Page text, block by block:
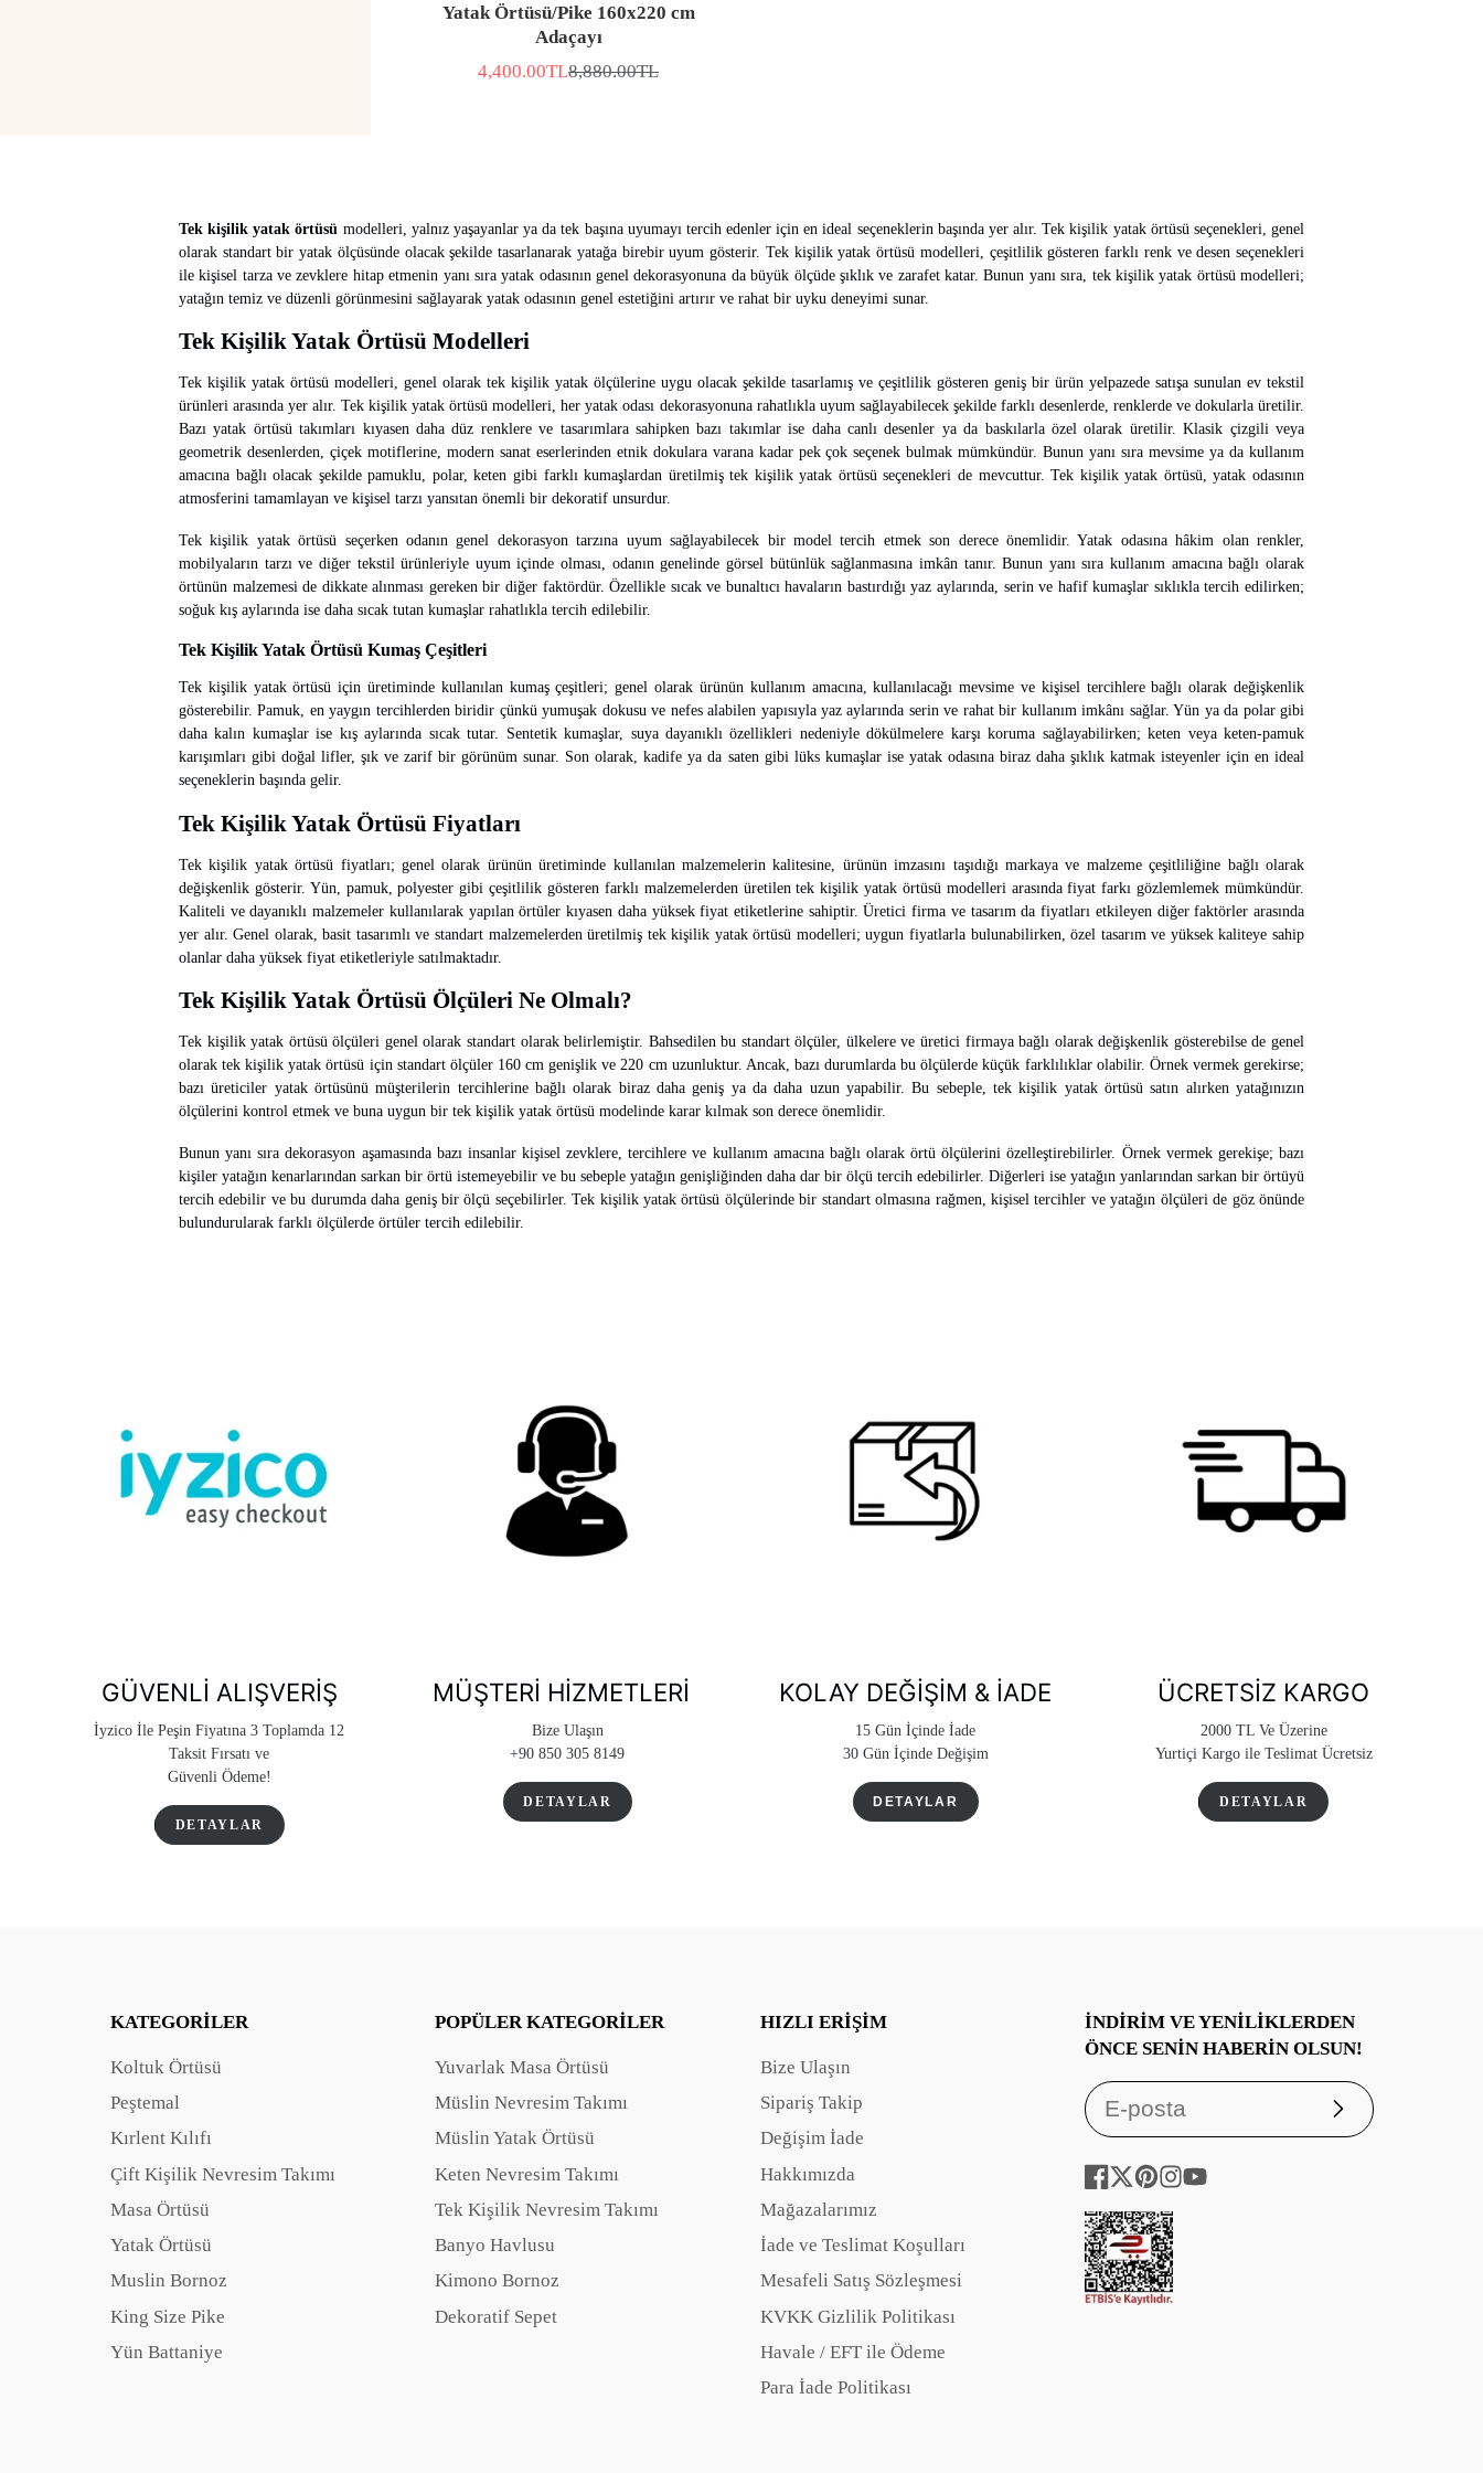
Yatak Örtüsü/Pike 160x220 cm
Adaçayı
İNDİRİMLİ
4,400.00TLNormal
8,880.00TL
Tek kişilik yatak örtüsü modelleri, yalnız yaşayanlar ya da tek başına uyumayı tercih edenler için en ideal seçeneklerin başında yer alır. Tek kişilik yatak örtüsü seçenekleri, genel
olarak standart bir yatak ölçüsünde olacak şekilde tasarlanarak yatağa birebir uyum gösterir. Tek kişilik yatak örtüsü modelleri, çeşitlilik gösteren farklı renk ve desen seçenekleri
ile kişisel tarza ve zevklere hitap etmenin yanı sıra yatak odasının genel dekorasyonuna da büyük ölçüde şıklık ve zarafet katar. Bunun yanı sıra, tek kişilik yatak örtüsü modelleri;
yatağın temiz ve düzenli görünmesini sağlayarak yatak odasının genel estetiğini artırır ve rahat bir uyku deneyimi sunar.
Tek Kişilik Yatak Örtüsü Modelleri
Tek kişilik yatak örtüsü modelleri, genel olarak tek kişilik yatak ölçülerine uygu olacak şekilde tasarlamış ve çeşitlilik gösteren geniş bir ürün yelpazede satışa sunulan ev tekstil
ürünleri arasında yer alır. Tek kişilik yatak örtüsü modelleri, her yatak odası dekorasyonuna rahatlıkla uyum sağlayabilecek şekilde farklı desenlerde, renklerde ve dokularla üretilir.
Bazı yatak örtüsü takımları kıyasen daha düz renklere ve tasarımlara sahipken bazı takımlar ise daha canlı desenler ya da baskılarla özel olarak üretilir. Klasik çizgili veya
geometrik desenlerden, çiçek motiflerine, modern sanat eserlerinden etnik dokulara varana kadar pek çok seçenek bulmak mümkündür. Bunun yanı sıra mevsime ya da kullanım
amacına bağlı olacak şekilde pamuklu, polar, keten gibi farklı kumaşlardan üretilmiş tek kişilik yatak örtüsü seçenekleri de mevcuttur. Tek kişilik yatak örtüsü, yatak odasının
atmosferini tamamlayan ve kişisel tarzı yansıtan önemli bir dekoratif unsurdur.
Tek kişilik yatak örtüsü seçerken odanın genel dekorasyon tarzına uyum sağlayabilecek bir model tercih etmek son derece önemlidir. Yatak odasına hâkim olan renkler,
mobilyaların tarzı ve diğer tekstil ürünleriyle uyum içinde olması, odanın genelinde görsel bütünlük sağlanmasına imkân tanır. Bunun yanı sıra kullanım amacına bağlı olarak
örtünün malzemesi de dikkate alınması gereken bir diğer faktördür. Özellikle sıcak ve bunaltıcı havaların bastırdığı yaz aylarında, serin ve hafif kumaşlar sıklıkla tercih edilirken;
soğuk kış aylarında ise daha sıcak tutan kumaşlar rahatlıkla tercih edilebilir.
Tek Kişilik Yatak Örtüsü Kumaş Çeşitleri
Tek kişilik yatak örtüsü için üretiminde kullanılan kumaş çeşitleri; genel olarak ürünün kullanım amacına, kullanılacağı mevsime ve kişisel tercihlere bağlı olarak değişkenlik
gösterebilir. Pamuk, en yaygın tercihlerden biridir çünkü yumuşak dokusu ve nefes alabilen yapısıyla yaz aylarında serin ve rahat bir kullanım imkânı sağlar. Yün ya da polar gibi
daha kalın kumaşlar ise kış aylarında sıcak tutar. Sentetik kumaşlar, suya dayanıklı özellikleri nedeniyle dökülmelere karşı koruma sağlayabilirken; keten veya keten-pamuk
karışımları gibi doğal lifler, şık ve zarif bir görünüm sunar. Son olarak, kadife ya da saten gibi lüks kumaşlar ise yatak odasına biraz daha şıklık katmak isteyenler için en ideal
seçeneklerin başında gelir.
Tek Kişilik Yatak Örtüsü Fiyatları
Tek kişilik yatak örtüsü fiyatları; genel olarak ürünün üretiminde kullanılan malzemelerin kalitesine, ürünün imzasını taşıdığı markaya ve malzeme çeşitliliğine bağlı olarak
değişkenlik gösterir. Yün, pamuk, polyester gibi çeşitlilik gösteren farklı malzemelerden üretilen tek kişilik yatak örtüsü modelleri arasında fiyat farkı gözlemlemek mümkündür.
Kaliteli ve dayanıklı malzemeler kullanılarak yapılan örtüler kıyasen daha yüksek fiyat etiketlerine sahiptir. Üretici firma ve tasarım da fiyatları etkileyen diğer faktörler arasında
yer alır. Genel olarak, basit tasarımlı ve standart malzemelerden üretilmiş tek kişilik yatak örtüsü modelleri; uygun fiyatlarla bulunabilirken, özel tasarım ve yüksek kaliteye sahip
olanlar daha yüksek fiyat etiketleriyle satılmaktadır.
Tek Kişilik Yatak Örtüsü Ölçüleri Ne Olmalı?
Tek kişilik yatak örtüsü ölçüleri genel olarak standart olarak belirlemiştir. Bahsedilen bu standart ölçüler, ülkelere ve üretici firmaya bağlı olarak değişkenlik gösterebilse de genel
olarak tek kişilik yatak örtüsü için standart ölçüler 160 cm genişlik ve 220 cm uzunluktur. Ancak, bazı durumlarda bu ölçülerde küçük farklılıklar olabilir. Örnek vermek gerekirse;
bazı üreticiler yatak örtüsünü müşterilerin tercihlerine bağlı olarak biraz daha geniş ya da daha uzun yapabilir. Bu sebeple, tek kişilik yatak örtüsü satın alırken yatağınızın
ölçülerini kontrol etmek ve buna uygun bir tek kişilik yatak örtüsü modelinde karar kılmak son derece önemlidir.
Bunun yanı sıra dekorasyon aşamasında bazı insanlar kişisel zevklere, tercihlere ve kullanım amacına bağlı olarak örtü ölçülerini özelleştirebilirler. Örnek vermek gerekişe; bazı
kişiler yatağın kenarlarından sarkan bir örtü istemeyebilir ve bu sebeple yatağın genişliğinden daha dar bir ölçü tercih edebilirler. Diğerleri ise yatağın yanlarından sarkan bir örtüyü
tercih edebilir ve bu durumda daha geniş bir ölçü seçebilirler. Tek kişilik yatak örtüsü ölçülerinde bir standart olmasına rağmen, kişisel tercihler ve yatağın ölçüleri de göz önünde
bulundurularak farklı ölçülerde örtüler tercih edilebilir.
GÜVENLI ALIŞVERIŞ
İyzico İle Peşin Fiyatına 3 Toplamda 12
Taksit Fırsatı ve
Güvenli Ödeme!
DETAYLAR
MÜŞTERI HIZMETLERI
Bize Ulaşın
+90 850 305 8149
DETAYLAR
KOLAY DEĞIŞIM & İADE
15 Gün İçinde İade
30 Gün İçinde Değişim
DETAYLAR
ÜCRETSIZ KARGO
2000 TL Ve Üzerine
Yurtiçi Kargo ile Teslimat Ücretsiz
DETAYLAR
KATEGORILER
Koltuk Örtüsü
Peştemal
Kırlent Kılıfı
Çift Kişilik Nevresim Takımı
Masa Örtüsü
Yatak Örtüsü
Muslin Bornoz
King Size Pike
Yün Battaniye
POPÜLER KATEGORILER
Yuvarlak Masa Örtüsü
Müslin Nevresim Takımı
Müslin Yatak Örtüsü
Keten Nevresim Takımı
Tek Kişilik Nevresim Takımı
Banyo Havlusu
Kimono Bornoz
Dekoratif Sepet
HIZLI ERIŞIM
Bize Ulaşın
Sipariş Takip
Değişim İade
Hakkımızda
Mağazalarımız
İade ve Teslimat Koşulları
Mesafeli Satış Sözleşmesi
KVKK Gizlilik Politikası
Havale / EFT ile Ödeme
Para İade Politikası
İNDIRIM VE YENILIKLERDEN
ÖNCE SENIN HABERIN OLSUN!
Abone